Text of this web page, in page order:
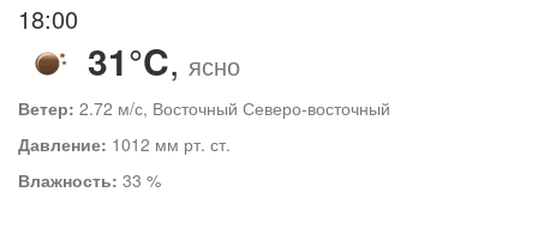
18:00
31°C, ясно
Ветер: 2.72 м/с, Восточный Северо-восточный
Давление: 1012 мм рт. ст.
Влажность: 33 %